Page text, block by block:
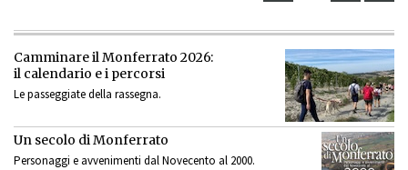
Camminare il Monferrato 2026:
il calendario e i percorsi
Le passeggiate della rassegna.
Un secolo di Monferrato
Personaggi e avvenimenti dal Novecento al 2000.